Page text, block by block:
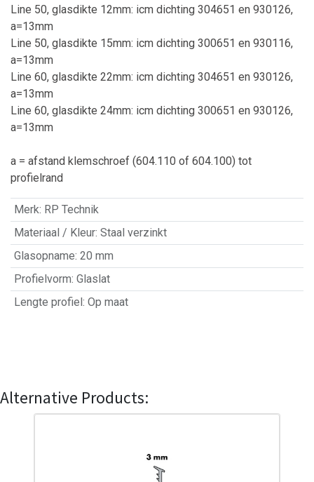
Line 50, glasdikte 12mm: icm dichting 304651 en 930126,
a=13mm
Line 50, glasdikte 15mm: icm dichting 300651 en 930116,
a=13mm
Line 60, glasdikte 22mm: icm dichting 304651 en 930126,
a=13mm
Line 60, glasdikte 24mm: icm dichting 300651 en 930126,
a=13mm
a = afstand klemschroef (604.110 of 604.100) tot
profielrand
Merk: RP Technik
Materiaal / Kleur: Staal verzinkt
Glasopname: 20 mm
Profielvorm: Glaslat
Lengte profiel : Op maat
Alternative Products: